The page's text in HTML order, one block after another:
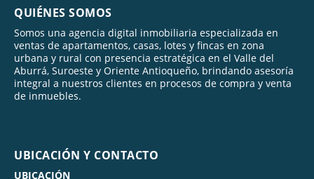
QUIÉNES SOMOS
Somos una agencia digital inmobiliaria especializada en
ventas de apartamentos, casas, lotes y fincas en zona
urbana y rural con presencia estratégica en el Valle del
Aburrá, Suroeste y Oriente Antioqueño, brindando asesoría
integral a nuestros clientes en procesos de compra y venta
de inmuebles.
UBICACIÓN Y CONTACTO
UBICACIÓN